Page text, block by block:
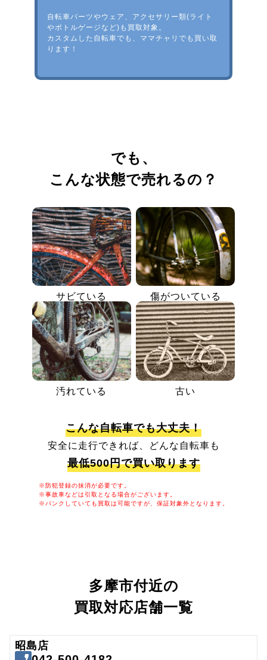
自転車パーツやウェア、アクセサリー類(ライト
やボトルゲージなど)も買取対象。
カスタムした自転車でも、ママチャリでも買い取
ります！
でも、
こんな状態で売れるの？
サビている 傷がついている
汚れている 古い
こんな自転車でも大丈夫！
安全に走行できれば、どんな自転車も
最低500円で買い取ります
※防犯登録の抹消が必要です。
※事故車などは引取となる場合がございます。
※パンクしていても買取は可能ですが、保証対象外となります。
多摩市付近の
買取対応店舗一覧
昭島店